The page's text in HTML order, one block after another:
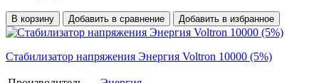
В корзину Добавить в сравнение Добавить в избранное
Стабилизатор напряжения Энергия Voltron 10000 (5%)